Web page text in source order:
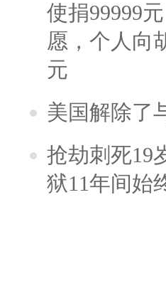
使捐99999
愿，个人向
元
美国解除了
抢劫刺死19
狱11年间始